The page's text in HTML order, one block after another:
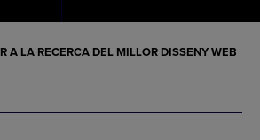
A LA RECERCA DEL MILLOR DISSENY WEB